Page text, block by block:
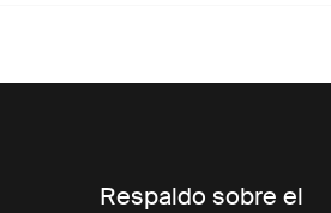
Respaldo sobre el